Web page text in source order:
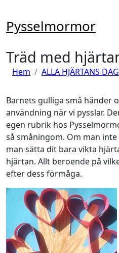
innehåll
Pysselmormor
Träd med
Hem ALLA HJÄRTANS DAG
Barnets gulliga små händer
användning när vi pysslar.
egen rubrik hos
så småningom. Om man
man sätta dit bara vikta
hjärtan. Allt beroende på
efter dess förmåga.